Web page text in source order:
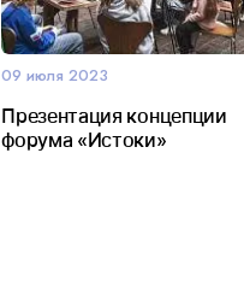
09 июля 2023
Презентация концепции
форума «Истоки»